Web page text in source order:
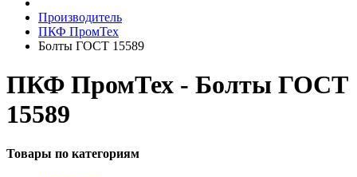
Производитель
ПКФ ПромТех
Болты ГОСТ 15589
ПКФ ПромТех - Болты ГОСТ
15589
Товары по категориям